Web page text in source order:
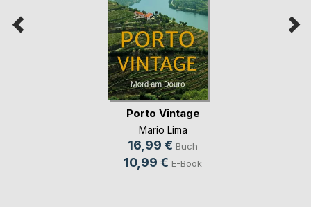
Porto Vintage
Mario Lima
16,99 € Buch
10,99 € E-Book